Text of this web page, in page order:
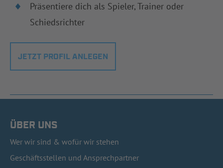
Präsentiere dich als Spieler, Trainer oder
Schiedsrichter
JETZT PROFIL ANLEGEN
ÜBER UNS
Wer wir sind & wofür wir stehen
Geschäftsstellen und Ansprechpartner